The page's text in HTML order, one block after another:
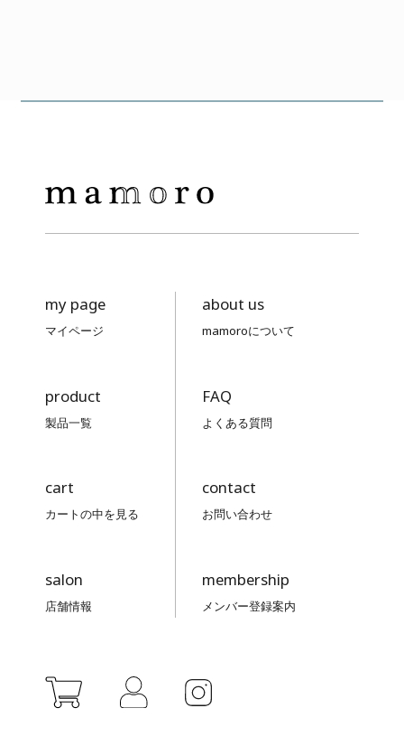
たが、その日は頭皮の痒みがなく、
か!という気持ちです。本当に感謝で
品はいいけど・・・
おすすめレベル：
マイルドソープと容器が似すぎて、
形にしてほしいです。
おすすめレベル：
★★
my page
マイページ
product
製品一覧
cart
カートの中を見る
salon
店舗情報
about us
mamoroについて
FAQ
よくある質問
contact
お問い合わせ
membership
メンバー登録案内